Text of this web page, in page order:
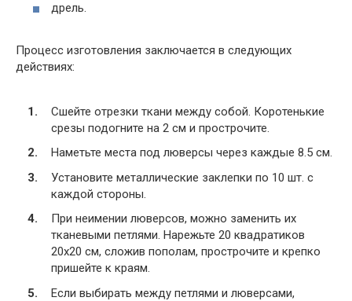
дрель.
Процесс изготовления заключается в следующих
действиях:
Сшейте отрезки ткани между собой. Коротенькие
срезы подогните на 2 см и прострочите.
Наметьте места под люверсы через каждые 8.5 см.
Установите металлические заклепки по 10 шт. с
каждой стороны.
При неимении люверсов, можно заменить их
тканевыми петлями. Нарежьте 20 квадратиков
20х20 см, сложив пополам, прострочите и крепко
пришейте к краям.
Если выбирать между петлями и люверсами,